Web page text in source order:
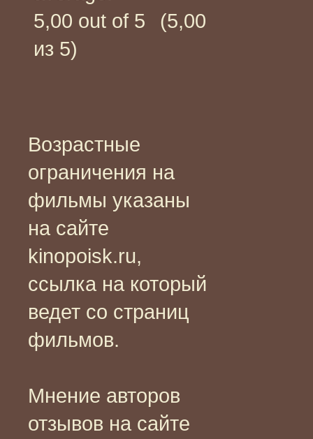
(5,00
из 5)
Возрастные
ограничения на
фильмы указаны
на сайте
kinopoisk.ru,
ссылка на который
ведет со страниц
фильмов.
Мнение авторов
отзывов на сайте